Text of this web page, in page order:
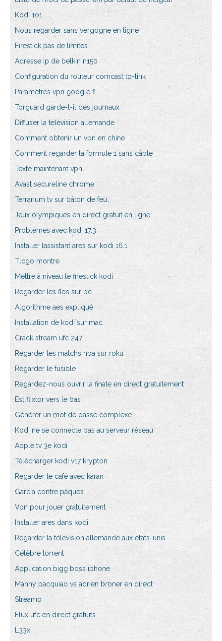
Kodi 101
Nous regarder sans vergogne en ligne
Firestick pas de limites
Adresse ip de belkin n150
Configuration du routeur comcast tp-link
Paramètres vpn google fi
Torguard garde-t-il des journaux
Diffuser la télévision allemande
Comment obtenir un vpn en chine
Comment regarder la formule 1 sans câble
Texte maintenant vpn
Avast secureline chrome
Terrarium tv sur bâton de feu
Jeux olympiques en direct gratuit en ligne
Problèmes avec kodi 17.3
Installer lassistant ares sur kodi 16.1
Tlcgo montre
Mettre à niveau le firestick kodi
Regarder les fios sur pc
Algorithme aes expliqué
Installation de kodi sur mac
Crack stream ufc 247
Regarder les matchs nba sur roku
Regarder le fusible
Regardez-nous ouvrir la finale en direct gratuitement
Est flixtor vers le bas
Générer un mot de passe complexe
Kodi ne se connecte pas au serveur réseau
Apple tv 3e kodi
Télécharger kodi v17 krypton
Regarder le café avec karan
Garcia contre pâques
Vpn pour jouer gratuitement
Installer ares dans kodi
Regarder la télévision allemande aux états-unis
Célèbre torrent
Application bigg boss iphone
Manny pacquiao vs adrien broner en direct
Streamo
Flux ufc en direct gratuits
L33x